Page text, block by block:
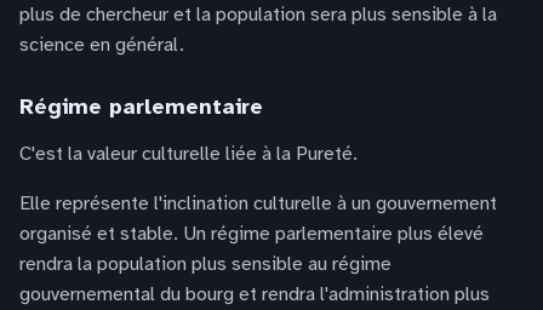
plus de chercheur et la population sera plus sensible à la
science en général.
Régime parlementaire
C'est la valeur culturelle liée à la Pureté.
Elle représente l'inclination culturelle à un gouvernement
organisé et stable. Un régime parlementaire plus élevé
rendra la population plus sensible au régime
gouvernemental du bourg et rendra l'administration plus